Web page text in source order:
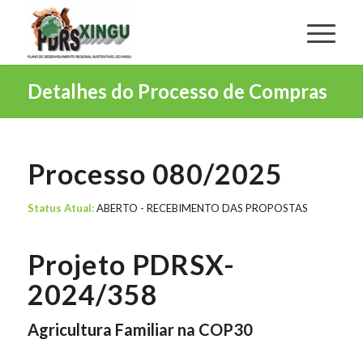
Detalhes do Processo de Compras
Processo 080/2025
Status Atual:ABERTO - RECEBIMENTO DAS PROPOSTAS
Projeto PDRSX-
2024/358
Agricultura Familiar na COP30